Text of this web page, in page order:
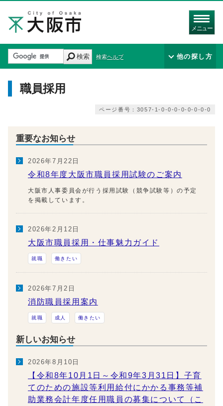
メニュー
検索 検索ヘルプ 他の探し方
職員採用
ページ番号：3057-1-0-0-0-0-0-0-0-0
重要なお知らせ
2026年7月22日
令和8年度大阪市職員採用試験のご案内
大阪市人事委員会が行う採用試験（競争試験等）の予定
を掲載しています。
2026年2月12日
大阪市職員採用・仕事魅力ガイド
就職 働きたい
2026年7月2日
消防職員採用案内
就職 成人 働きたい
新しいお知らせ
2026年8月10日
【令和8年10月1日～令和9年3月31日】子育
てのための施設等利用給付にかかる事務等補
助業務会計年度任用職員の募集について（こ